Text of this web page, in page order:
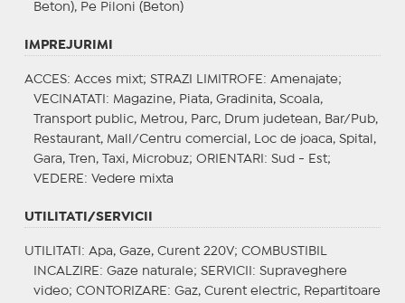
Beton), Pe Piloni (Beton)
IMPREJURIMI
ACCES: Acces mixt; STRAZI LIMITROFE : Amenajate;
VECINATATI : Magazine, Piata, Gradinita, Scoala,
Transport public, Metrou, Parc, Drum judetean, Bar/Pub,
Restaurant, Mall/Centru comercial, Loc de joaca, Spital,
Gara, Tren, Taxi, Microbuz; ORIENTARI : Sud - Est;
VEDERE : Vedere mixta
UTILITATI/SERVICII
UTILITATI : Apa, Gaze, Curent 220V; COMBUSTIBIL
INCALZIRE : Gaze naturale; SERVICII : Supraveghere
video; CONTORIZARE : Gaz, Curent electric, Repartitoare